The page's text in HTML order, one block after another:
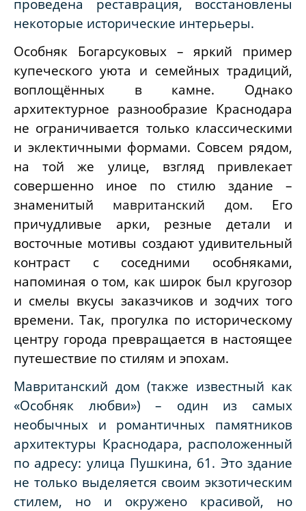
проведена реставрация, восстановлены
некоторые исторические интерьеры.
Особняк Богарсуковых – яркий пример
купеческого уюта и семейных традиций,
воплощённых в камне. Однако
архитектурное разнообразие Краснодара
не ограничивается только классическими
и эклектичными формами. Совсем рядом,
на той же улице, взгляд привлекает
совершенно иное по стилю здание –
знаменитый мавританский дом. Его
причудливые арки, резные детали и
восточные мотивы создают удивительный
контраст с соседними особняками,
напоминая о том, как широк был кругозор
и смелы вкусы заказчиков и зодчих того
времени. Так, прогулка по историческому
центру города превращается в настоящее
путешествие по стилям и эпохам.
Мавританский дом (также известный как
«Особняк любви») – один из самых
необычных и романтичных памятников
архитектуры Краснодара, расположенный
по адресу: улица Пушкина, 61. Это здание
не только выделяется своим экзотическим
стилем, но и окружено красивой, но